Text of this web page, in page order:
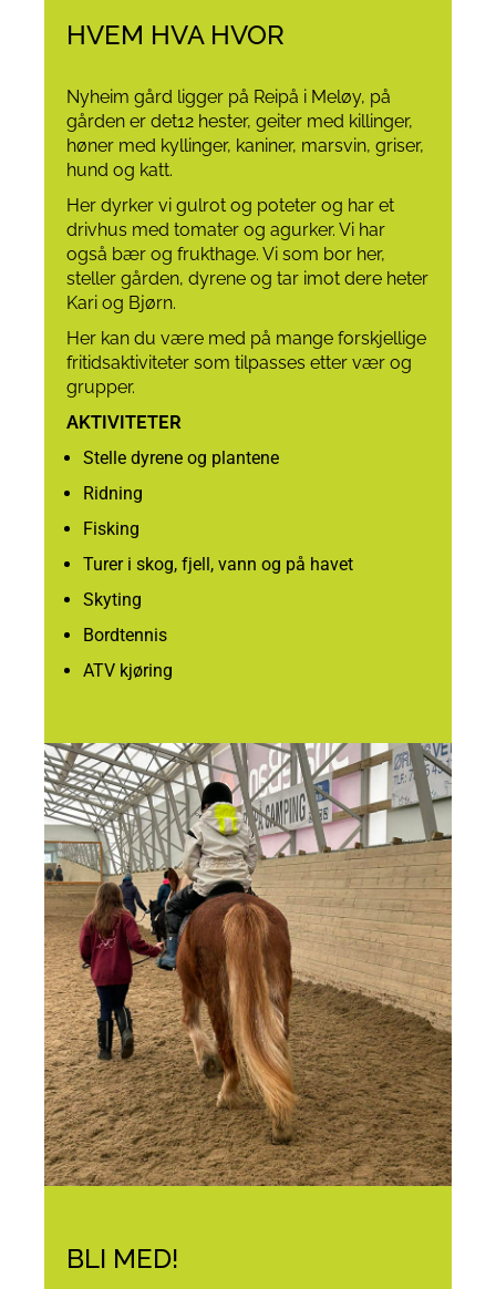
HVEM HVA HVOR
Nyheim gård ligger på Reipå i Meløy, på
gården er det12 hester, geiter med killinger,
høner med kyllinger, kaniner, marsvin, griser,
hund og katt.
Her dyrker vi gulrot og poteter og har et
drivhus med tomater og agurker. Vi har
også bær og frukthage. Vi som bor her,
steller gården, dyrene og tar imot dere heter
Kari og Bjørn.
Her kan du være med på mange forskjellige
fritidsaktiviteter som tilpasses etter vær og
grupper.
AKTIVITETER
Stelle dyrene og plantene
Ridning
Fisking
Turer i skog, fjell, vann og på havet
Skyting
Bordtennis
ATV kjøring
BLI MED!